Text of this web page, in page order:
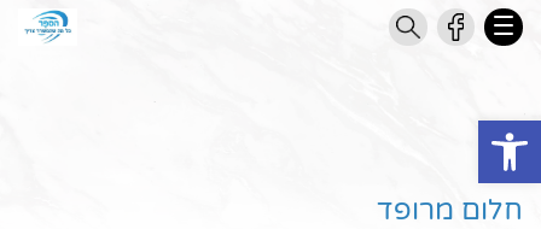
Open toolbar
חלום מרופד